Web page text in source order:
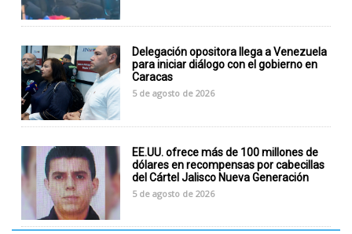
Delegación opositora llega a Venezuela
para iniciar diálogo con el gobierno en
Caracas
5 de agosto de 2026
EE.UU. ofrece más de 100 millones de
dólares en recompensas por cabecillas
del Cártel Jalisco Nueva Generación
5 de agosto de 2026